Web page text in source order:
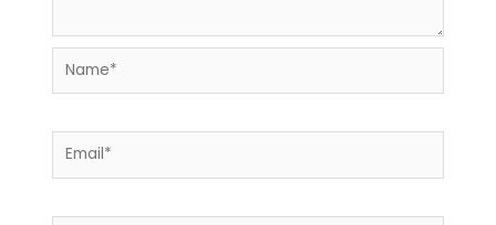
Name*
Email*